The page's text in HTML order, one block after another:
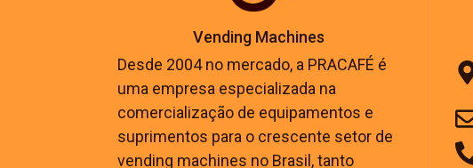
Vending Machines
Desde 2004 no mercado, a PRACAFÉ é
uma empresa especializada na
comercialização de equipamentos e
suprimentos para o crescente setor de
vending machines no Brasil, tanto